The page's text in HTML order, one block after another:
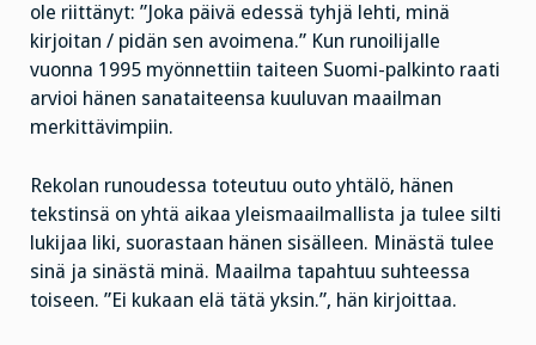
ole riittänyt: ”Joka päivä edessä tyhjä lehti, minä
kirjoitan / pidän sen avoimena.” Kun runoilijalle
vuonna 1995 myönnettiin taiteen Suomi-palkinto raati
arvioi hänen sanataiteensa kuuluvan maailman
merkittävimpiin.
Rekolan runoudessa toteutuu outo yhtälö, hänen
tekstinsä on yhtä aikaa yleismaailmallista ja tulee silti
lukijaa liki, suorastaan hänen sisälleen. Minästä tulee
sinä ja sinästä minä. Maailma tapahtuu suhteessa
toiseen. ”Ei kukaan elä tätä yksin.”, hän kirjoittaa.